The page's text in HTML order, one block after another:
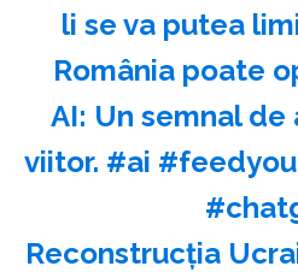
li se va putea
România poate
AI: Un semnal
viitor. #ai
Reconstrucția